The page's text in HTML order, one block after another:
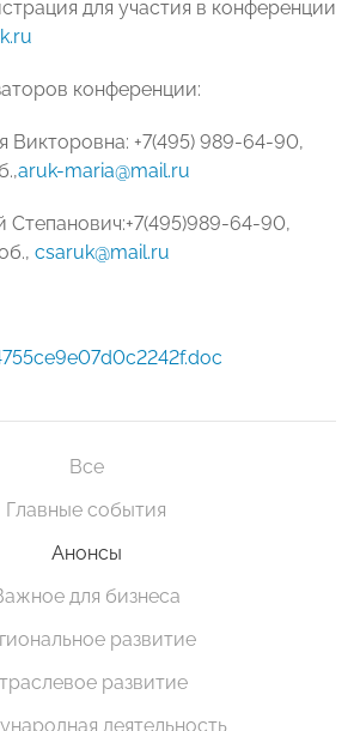
для участия в конференции
конференции:
Викторовна: +7(495) 989-64-90,
aruk-maria@mail.ru
Степанович:+7(495)989-64-90,
csaruk@mail.ru
Все
Главные события
Анонсы
для бизнеса
развитие
развитие
деятельность